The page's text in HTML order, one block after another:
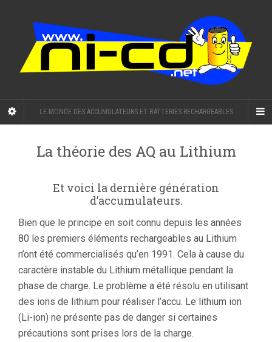
LE MONDE DES ACCUMULATEURS ET BATTERIES RECHARGEABLES
La théorie des AQ au Lithium
Et voici la dernière génération
d’accumulateurs.
Bien que le principe en soit connu depuis les années
80 les premiers éléments rechargeables au Lithium
n’ont été commercialisés qu’en 1991. Cela à cause du
caractère instable du Lithium métallique pendant la
phase de charge. Le problème a été résolu en utilisant
des ions de lithium pour réaliser l’accu. Le lithium ion
(Li-ion) ne présente pas de danger si certaines
précautions sont prises lors de la charge.